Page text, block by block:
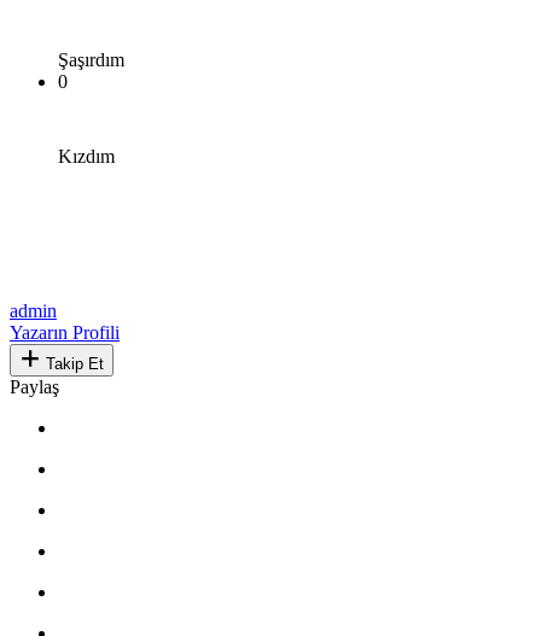
Şaşırdım
0
Kızdım
admin
Yazarın Profili
Takip Et
Paylaş